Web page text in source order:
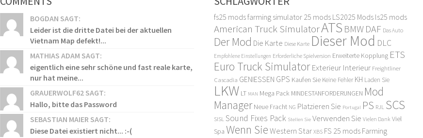
BOGDAN SAGT:
Leider ist die dritte Datei bei der aktuellen
Vietnam Map defekt!...
MATHIAS ADAM SAGT:
eigentlich eine sehr schöne und fast reale karte,
nur hat meine...
GRAUERWOLF62 SAGT:
Hallo, bitte das Password
SEBASTIAN MAIER SAGT:
Diese Datei existiert nicht... :-(
fs25 modsfarming simulator 25 mods LS2025 Mods ls25 mods
American Truck SimulatorATS BMW DAF Das Auto
Der Mod Die Karte Diese Karte Dieser Mod DLC
Empfohlene Einstellungen Erforderliche Spielversion Erweiterte Kopplung ETS
Euro Truck Simulator Exterieur Interieur Freightliner
Cascadia GENIESSEN GPS Kaufen Sie Keine Fehler KH Laden Sie
LKW LT MAN Mega Pack MINDESTANFORDERUNGEN Mod
Manager Neue Fracht NG Platzieren Sie Portugal PS RJL SCS
SISL Sound Fixes Pack Stellen Sie Verwenden Sie Vielen Dank Viel
Spa Wenn Sie Western Star XBS FS 25 mods Farming